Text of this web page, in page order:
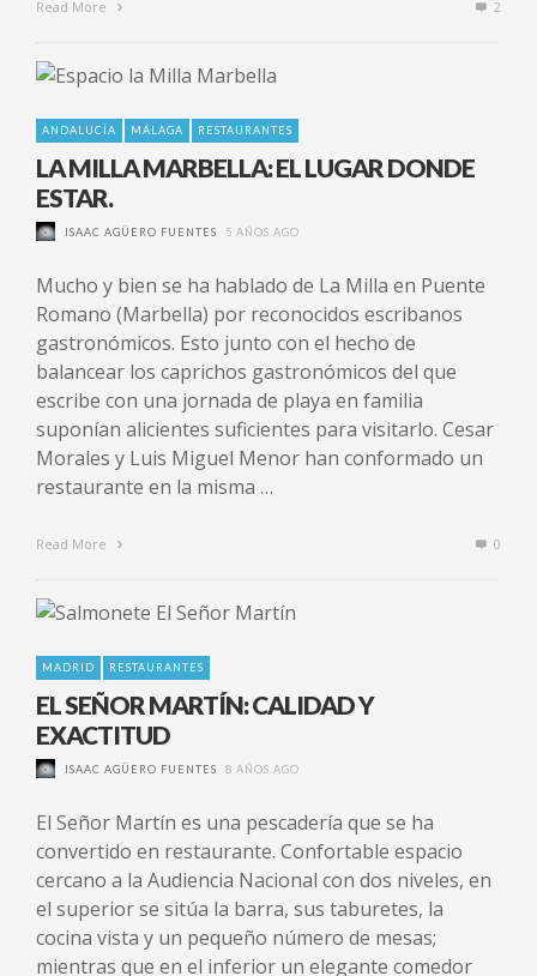
Read More 2
ANDALUCÍA MÁLAGA RESTAURANTES
LA MILLA MARBELLA: EL LUGAR DONDE
ESTAR.
ISAAC AGÜERO FUENTES 5 AÑOS AGO
Mucho y bien se ha hablado de La Milla en Puente
Romano (Marbella) por reconocidos escribanos
gastronómicos. Esto junto con el hecho de
balancear los caprichos gastronómicos del que
escribe con una jornada de playa en familia
suponían alicientes suficientes para visitarlo. Cesar
Morales y Luis Miguel Menor han conformado un
restaurante en la misma …
Read More 0
MADRID RESTAURANTES
EL SEÑOR MARTÍN: CALIDAD Y
EXACTITUD
ISAAC AGÜERO FUENTES 8 AÑOS AGO
El Señor Martín es una pescadería que se ha
convertido en restaurante. Confortable espacio
cercano a la Audiencia Nacional con dos niveles, en
el superior se sitúa la barra, sus taburetes, la
cocina vista y un pequeño número de mesas;
mientras que en el inferior un elegante comedor